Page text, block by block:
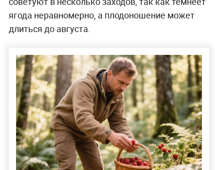
ягода неравномерно, а плодоношение может
длиться до августа.